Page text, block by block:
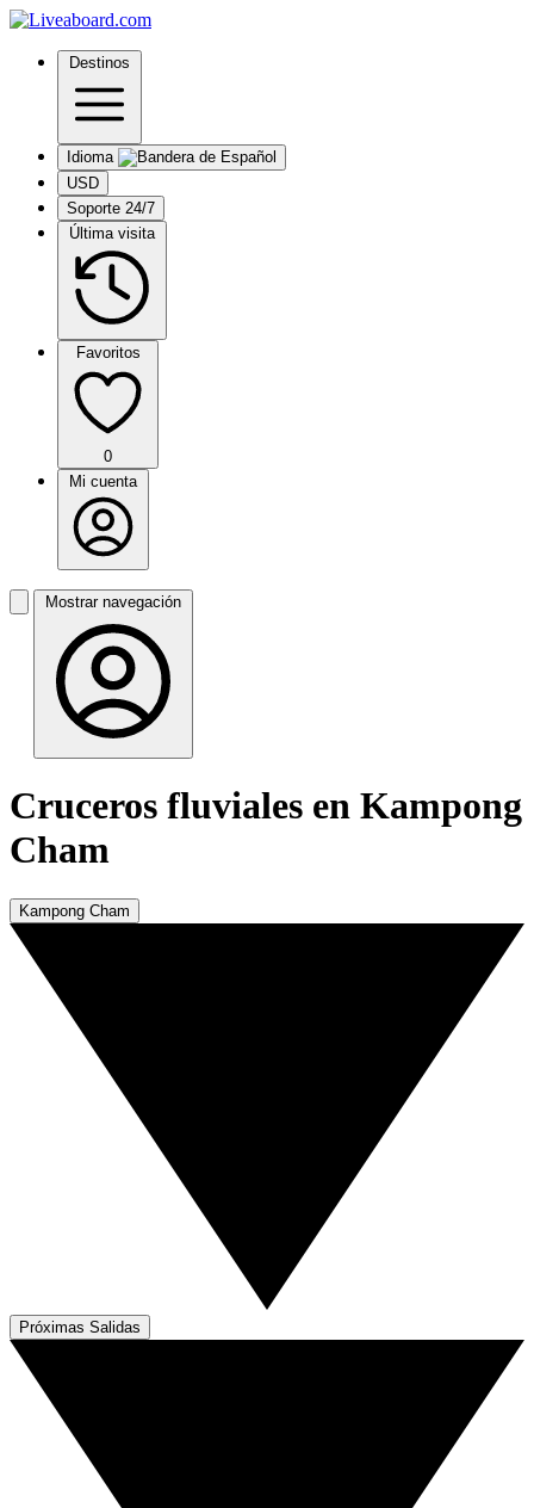
Destinos
Idioma
USD
Soporte 24/7
Última visita
Favoritos
0
Mi cuenta
Mostrar navegación
Cruceros fluviales en Kampong
Cham
Kampong Cham
Próximas Salidas